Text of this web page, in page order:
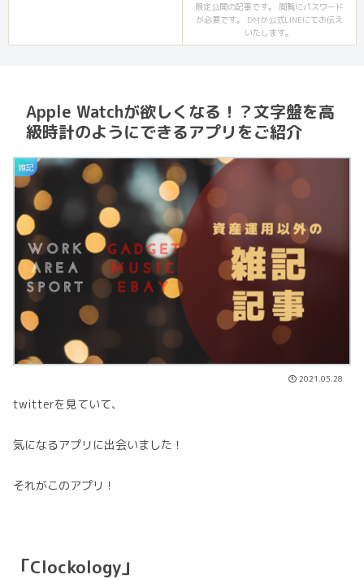
限定公開の記事です。 閲覧にパスワード
が必要です。 DMか公式LINEにてお伝え
いたします。
Apple Watchが欲しくなる！？文字盤を高
級時計のようにできるアプリをご紹介
雑記
2021.05.28
twitterを見ていて、
気になるアプリに出会いました！
それがこのアプリ！
「Clockology」